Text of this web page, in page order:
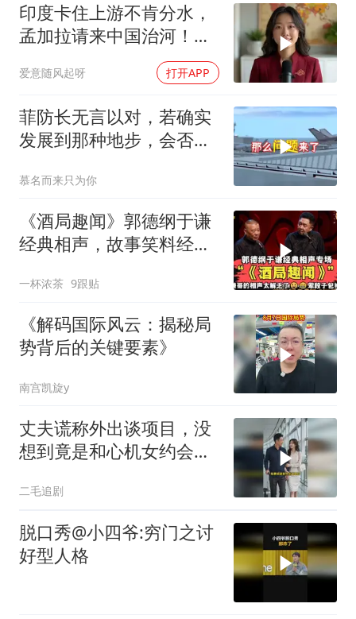
印度卡住上游不肯分水，
孟加拉请来中国治河！一
条河如何改写南亚 ？
爱意随风起呀 打开APP
菲防长无言以对，若确实
发展到那种地步，会否上
慕名而来只为你
《酒局趣闻》郭德纲于谦
经典相声，故事笑料经典
一杯浓茶 9跟贴
《解码国际风云：揭秘局
势背后的关键要素》
南宫凯旋y
丈夫谎称外出谈项目，没
想到竟是和心机女约会，
二毛追剧
脱口秀@小四爷:穷门之讨
好型人格